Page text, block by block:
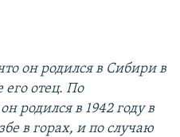
он родился в Сибири в
его отец. По
родился в 1942 году в
в горах, и по случаю